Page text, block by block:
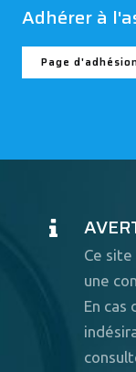
Adhérer à
Page
Ce
une
En cas